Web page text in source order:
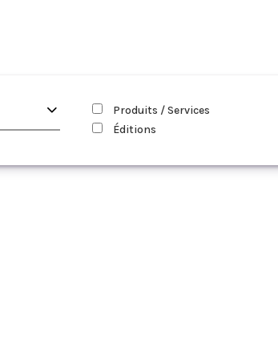
Produits / Services
Éditions